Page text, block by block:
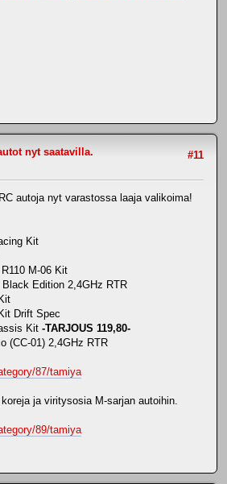
#11
nyt saatavilla.
autoja nyt varastossa laaja valikoima!
Kit
M-06 Kit
Edition 2,4GHz RTR
Drift Spec
Kit -TARJOUS 119,80-
(CC-01) 2,4GHz RTR
87/tamiya
ja viritysosia M-sarjan autoihin.
89/tamiya